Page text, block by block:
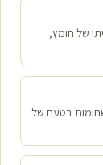
של חומץ,
בטעם של